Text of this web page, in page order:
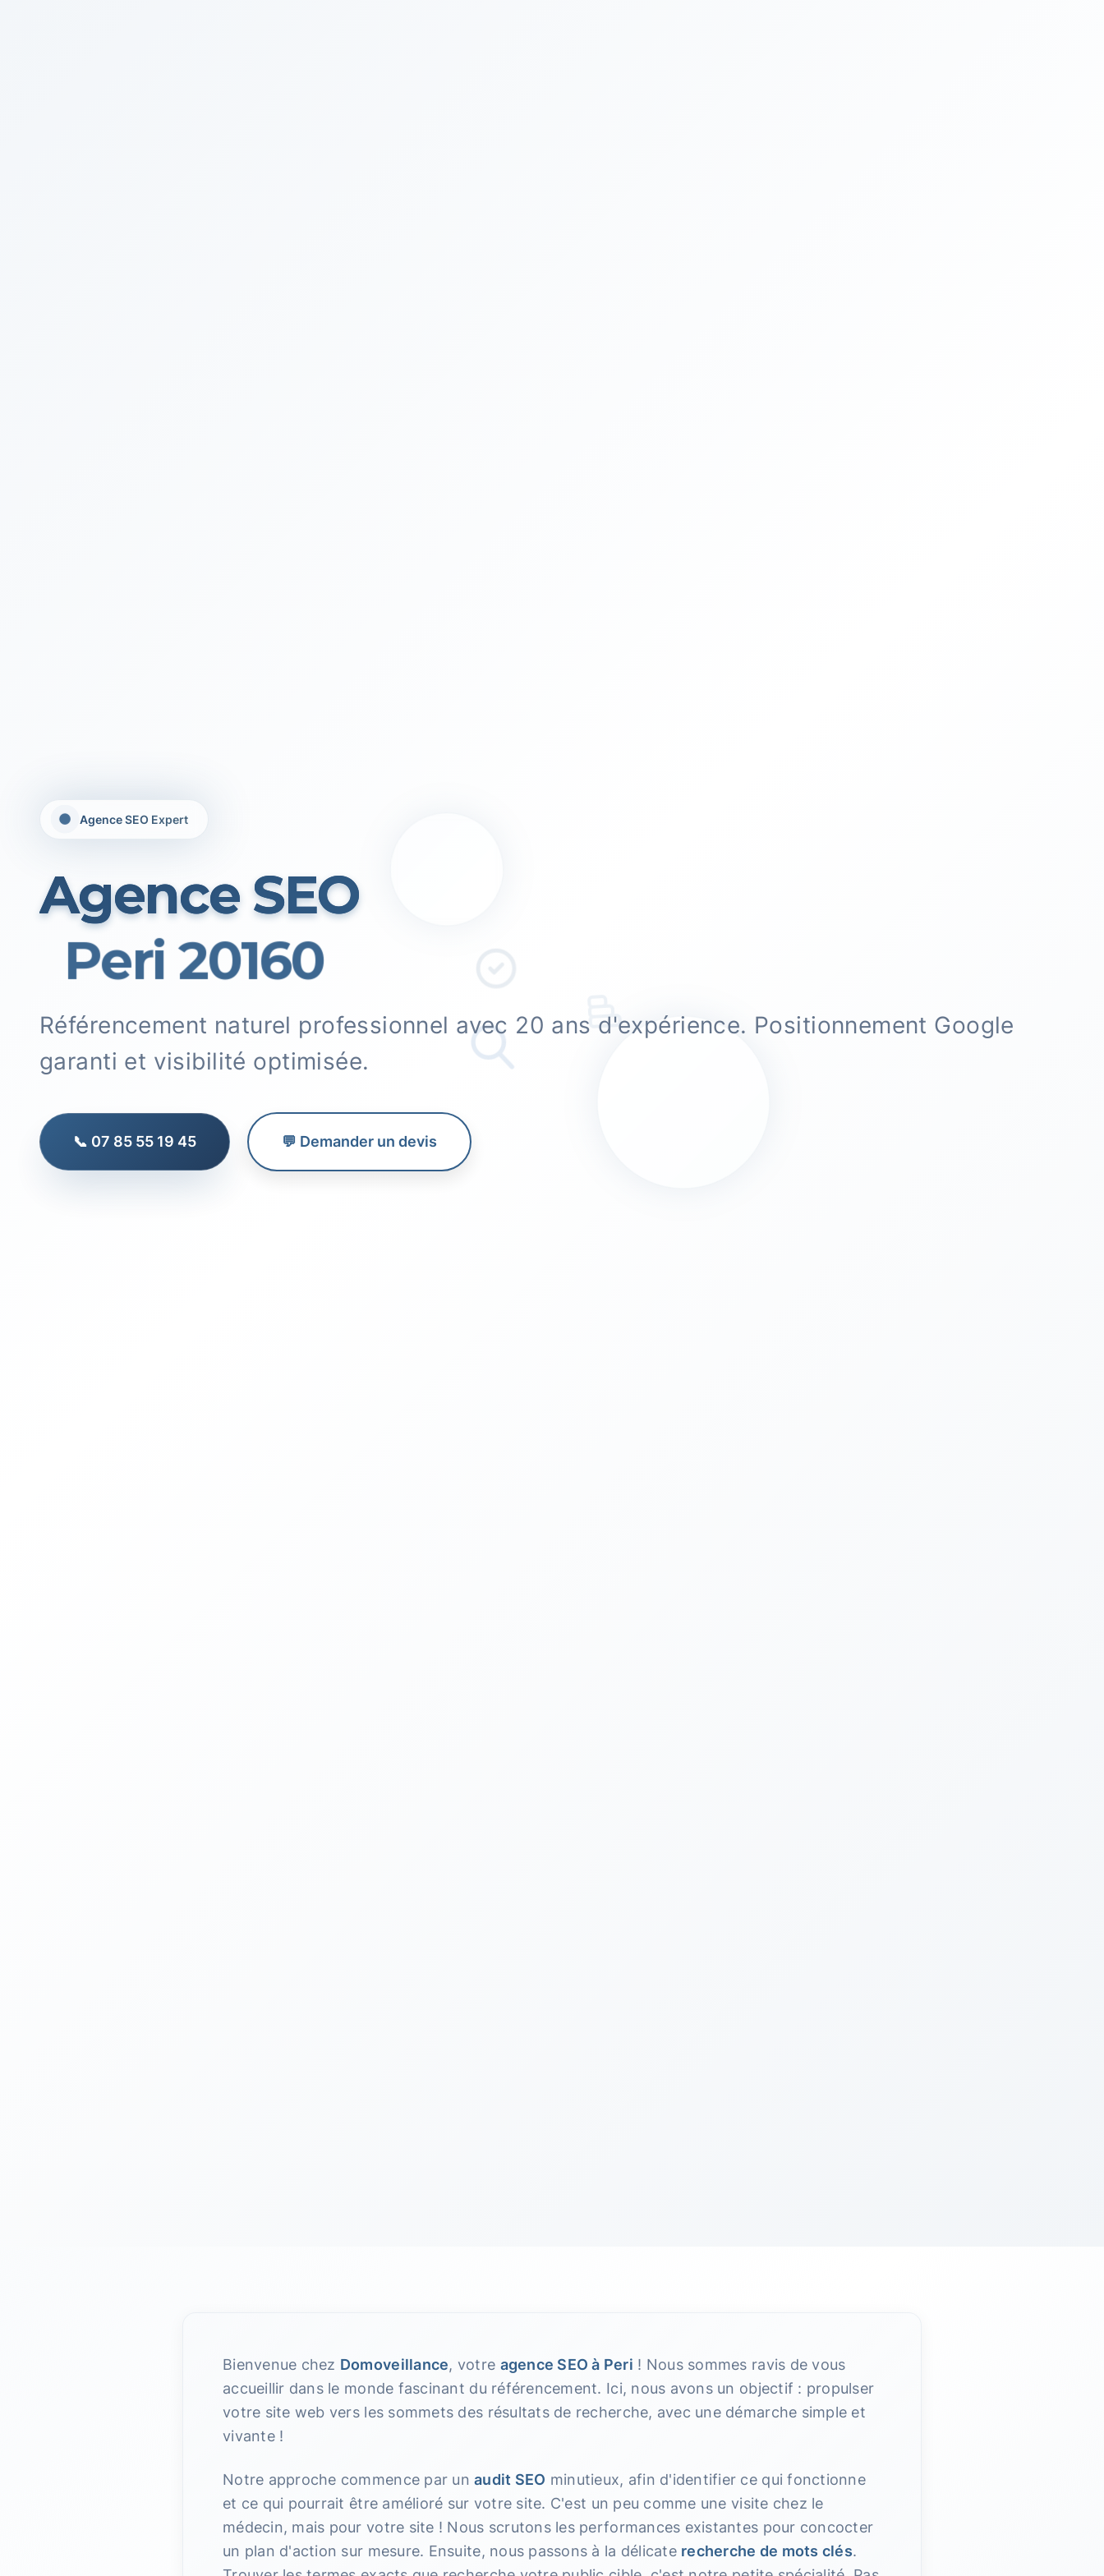
Agence SEO Expert
Agence SEO
Peri 20160
Référencement naturel professionnel avec 20 ans d'expérience. Positionnement Google
garanti et visibilité optimisée.
📞 07 85 55 19 45 💬 Demander un devis
Bienvenue chez Domoveillance, votre agence SEO à Peri ! Nous sommes ravis de vous
accueillir dans le monde fascinant du référencement. Ici, nous avons un objectif : propulser
votre site web vers les sommets des résultats de recherche, avec une démarche simple et
vivante !
Notre approche commence par unaudit SEO minutieux, afin d'identifier ce qui fonctionne
et ce qui pourrait être amélioré sur votre site. C'est un peu comme une visite chez le
médecin, mais pour votre site ! Nous scrutons les performances existantes pour concocter
un plan d'action sur mesure. Ensuite, nous passons à la délicate recherche de mots clés.